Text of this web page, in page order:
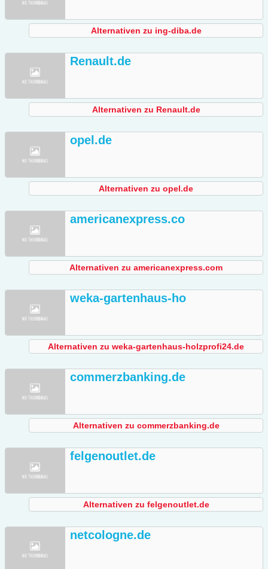
Alternativen zu ing-diba.de
Renault.de
Alternativen zu Renault.de
opel.de
Alternativen zu opel.de
americanexpress.co
Alternativen zu americanexpress.com
weka-gartenhaus-ho
Alternativen zu weka-gartenhaus-holzprofi24.de
commerzbanking.de
Alternativen zu commerzbanking.de
felgenoutlet.de
Alternativen zu felgenoutlet.de
netcologne.de